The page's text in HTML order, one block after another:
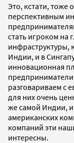
Это, кстати, тоже
перспективным
стать игроком на
инфраструктуры,
Индии, и в
инновационная
предприниматели
разговариваем с
для них очень
же самой Индии, и
американских
компаний эти
интересны.